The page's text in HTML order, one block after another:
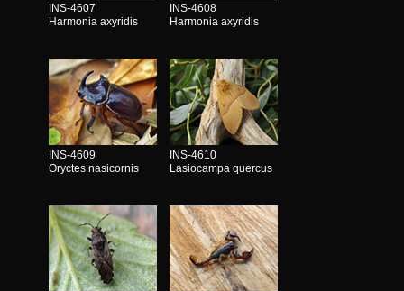
INS-4607
Harmonia axyridis
INS-4608
Harmonia axyridis
INS-4609
Oryctes nasicornis
INS-4610
Lasiocampa quercus